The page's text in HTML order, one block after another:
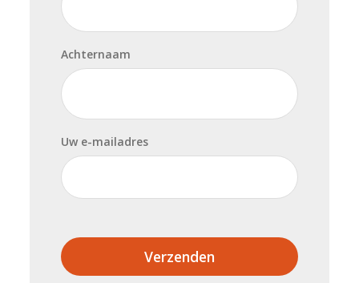
Achternaam
Uw e-mailadres
Verzenden